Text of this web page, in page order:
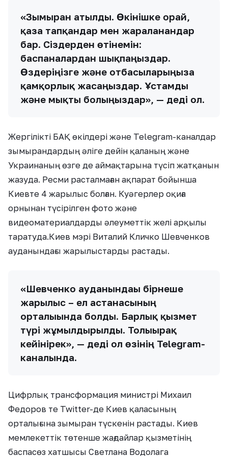
«Зымыран атылды. Өкінішке орай,
қаза тапқандар мен жараланғандар
бар. Сіздерден өтінемін:
баспаналардан шықпаңыздар.
Өздеріңізге және отбасыларыңызға
қамқорлық жасаңыздар. Ұстамды
және мықты болыңыздар», — деді ол.
Жергілікті БАҚ өкілдері және Telegram-каналдар
зымырандардың әліге дейін қаланың және
Украинаның өзге де аймақтарына түсіп жатқанын
жазуда. Ресми расталмаған ақпарат бойынша
Киевте 4 жарылыс болған. Куәгерлер оқиға
орнынан түсірілген фото және
видеоматериалдарды әлеуметтік желі арқылы
таратуда.Киев мэрі Виталий Кличко Шевченков
ауданындағы жарылыстарды растады.
«Шевченко ауданындағы бірнеше
жарылыс – ел астанасының
орталығында болды. Барлық қызмет
түрі жұмылдырылды. Толығырақ
кейінірек», — деді ол өзінің Telegram-
каналында.
Цифрлық трансформация министрі Михаил
Федоров те Twitter-де Киев қаласының
орталығына зымыран түскенін растады. Киев
мемлекеттік төтенше жағдайлар қызметінің
баспасөз хатшысы Светлана Водолага